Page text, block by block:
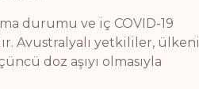
durumu ve iç COVID-19
Avustralyalı yetkililer,
doz aşıyı olmasıyla